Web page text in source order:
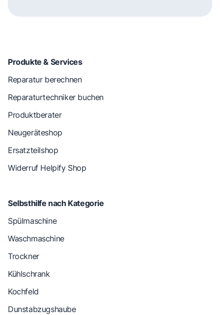
Produkte & Services
Reparatur berechnen
Reparaturtechniker buchen
Produktberater
Neugeräteshop
Ersatzteilshop
Widerruf Helpify Shop
Selbsthilfe nach Kategorie
Spülmaschine
Waschmaschine
Trockner
Kühlschrank
Kochfeld
Dunstabzugshaube